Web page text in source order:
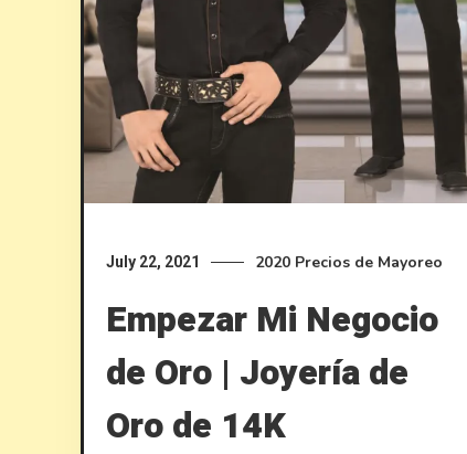
July 22, 2021 2020 Precios de Mayoreo
Empezar Mi Negocio
de Oro | Joyería de
Oro de 14K